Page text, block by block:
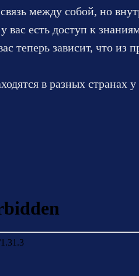
между собой, но
есть доступ к
теперь зависит, что из
в разных странах